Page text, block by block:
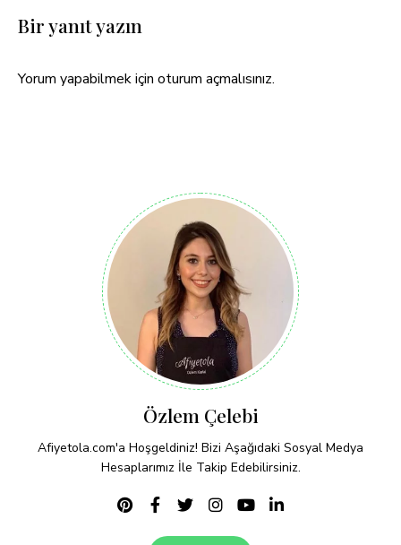
Bir yanıt yazın
Yorum yapabilmek için oturum açmalısınız.
Özlem Çelebi
Afiyetola.com'a Hoşgeldiniz! Bizi Aşağıdaki Sosyal Medya
Hesaplarımız İle Takip Edebilirsiniz.